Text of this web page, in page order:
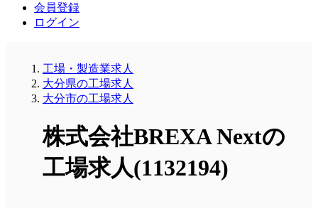
会員登録
ログイン
工場・製造業求人
大分県の工場求人
大分市の工場求人
株式会社BREXA Nextの
工場求人(1132194)